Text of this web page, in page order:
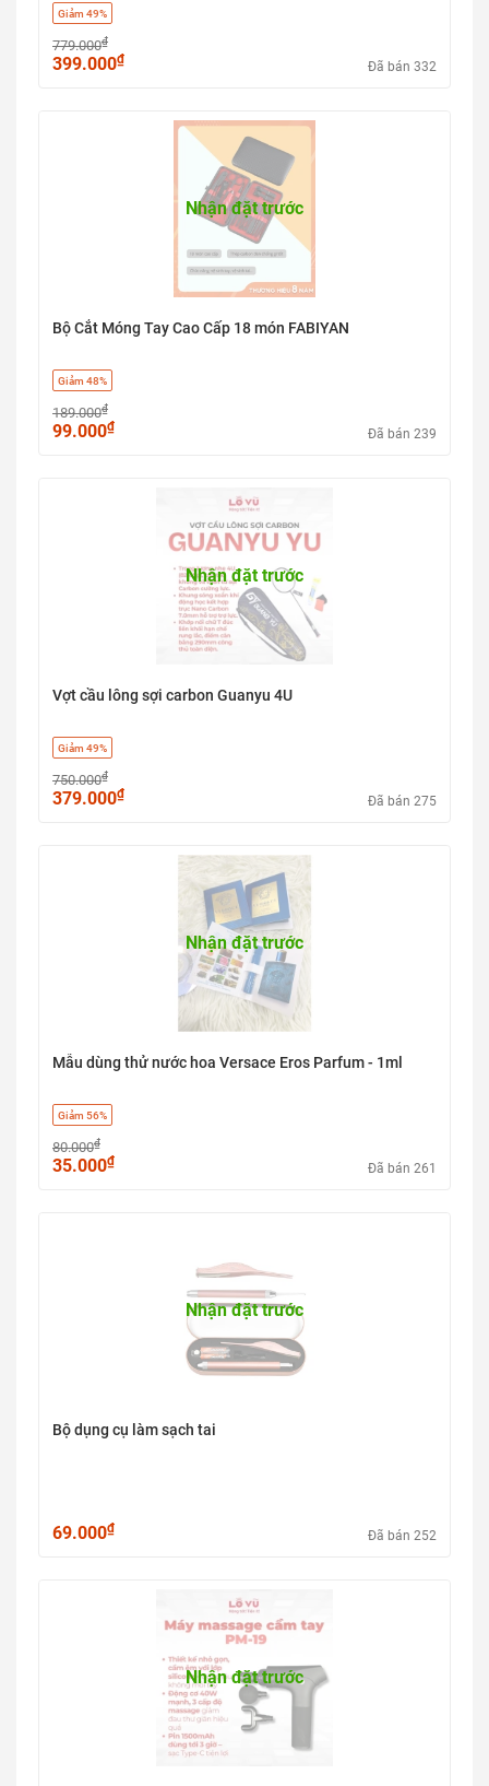
Giảm 49%
779.000₫
399.000₫ Đã bán 332
Nhận đặt trước
Bộ Cắt Móng Tay Cao Cấp 18 món FABIYAN
Giảm 48%
189.000₫
99.000₫ Đã bán 239
Nhận đặt trước
Vợt cầu lông sợi carbon Guanyu 4U
Giảm 49%
750.000₫
379.000₫ Đã bán 275
Nhận đặt trước
Mẫu dùng thử nước hoa Versace Eros Parfum - 1ml
Giảm 56%
80.000₫
35.000₫ Đã bán 261
Nhận đặt trước
Bộ dụng cụ làm sạch tai
69.000₫ Đã bán 252
Nhận đặt trước